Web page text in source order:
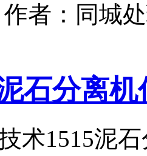
作者： 同城
石分离
术1515泥